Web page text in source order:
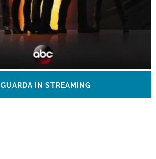
GUARDA IN STREAMING